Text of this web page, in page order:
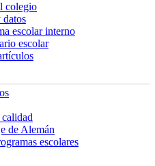
colegio
datos
escolar interno
escolar
de Alemán
escolares